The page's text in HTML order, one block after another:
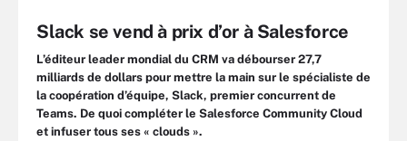
Slack se vend à prix d’or à Salesforce
L’éditeur leader mondial du CRM va débourser 27,7
milliards de dollars pour mettre la main sur le spécialiste de
la coopération d’équipe, Slack, premier concurrent de
Teams. De quoi compléter le Salesforce Community Cloud
et infuser tous ses « clouds ».